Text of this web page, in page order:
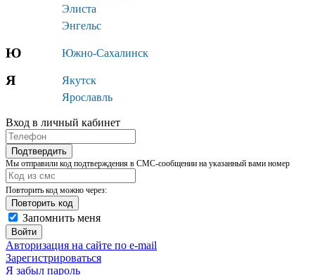
Элиста
Энгельс
Ю Южно-Сахалинск
Я
Якутск
Ярославль
Вход в личный кабинет
Подтвердить
Мы отправили код подтверждения в СМС-сообщении на указанный вами номер
Повторить код можно через:
Запомнить меня
Войти
Авторизация на сайте по e-mail
Зарегистрироваться
Я забыл пароль